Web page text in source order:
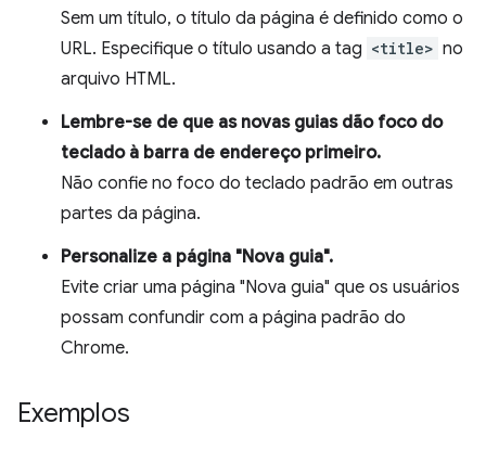
Sem um título, o título da página é definido como o
URL. Especifique o título usando a tag <title> no
arquivo HTML.
Lembre-se de que as novas guias dão foco do
teclado à barra de endereço primeiro.
Não confie no foco do teclado padrão em outras
partes da página.
Personalize a página "Nova guia".
Evite criar uma página "Nova guia" que os usuários
possam confundir com a página padrão do
Chrome.
Exemplos